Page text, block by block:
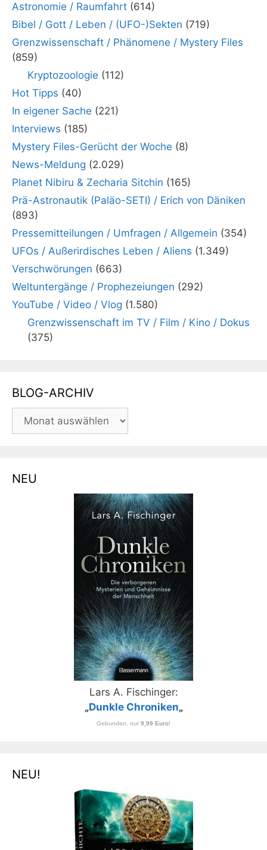
Astronomie / Raumfahrt (614)
Bibel / Gott / Leben / (UFO-)Sekten (719)
Grenzwissenschaft / Phänomene / Mystery Files
(859)
Kryptozoologie (112)
Hot Tipps (40)
In eigener Sache (221)
Interviews (185)
Mystery Files-Gerücht der Woche (8)
News-Meldung (2.029)
Planet Nibiru & Zecharia Sitchin (165)
Prä-Astronautik (Paläo-SETI) / Erich von Däniken
(893)
Pressemitteilungen / Umfragen / Allgemein (354)
UFOs / Außerirdisches Leben / Aliens (1.349)
Verschwörungen (663)
Weltuntergänge / Prophezeiungen (292)
YouTube / Video / Vlog (1.580)
Grenzwissenschaft im TV / Film / Kino / Dokus
(375)
BLOG-ARCHIV
BLOG-
NEU
Lars A. Fischinger:
„Dunkle Chroniken„
Gebunden, nur 9,99 Euro!
NEU!